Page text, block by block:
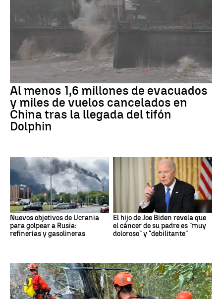
Al menos 1,6 millones de evacuados
y miles de vuelos cancelados en
China tras la llegada del tifón
Dolphin
Nuevos objetivos de Ucrania
para golpear a Rusia:
refinerías y gasolineras
El hijo de Joe Biden revela que
el cáncer de su padre es "muy
doloroso" y "debilitante"